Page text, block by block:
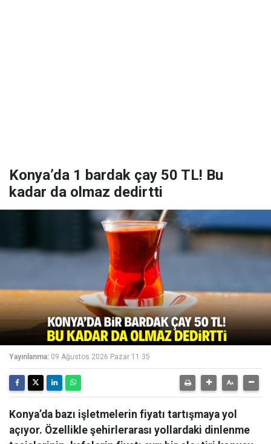
Konya’da 1 bardak çay 50 TL! Bu
kadar da olmaz dedirtti
Yayınlanma: 09 Ağustos 2026 Pazar 11:35
Konya’da bazı işletmelerin fiyatı tartışmaya yol
açıyor. Özellikle şehirlerarası yollardaki dinlenme